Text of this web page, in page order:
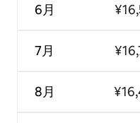
6月
7月
8月